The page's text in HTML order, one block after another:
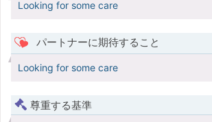
Looking for some care
パートナーに期待すること
Looking for some care
尊重する基準